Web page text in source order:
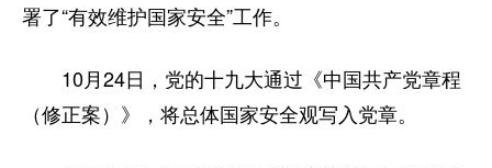
署了“有效维护国家安全”工作。
10月24日，党的十九大通过《中国共产党章程
（修正案）》，将总体国家安全观写入党章。